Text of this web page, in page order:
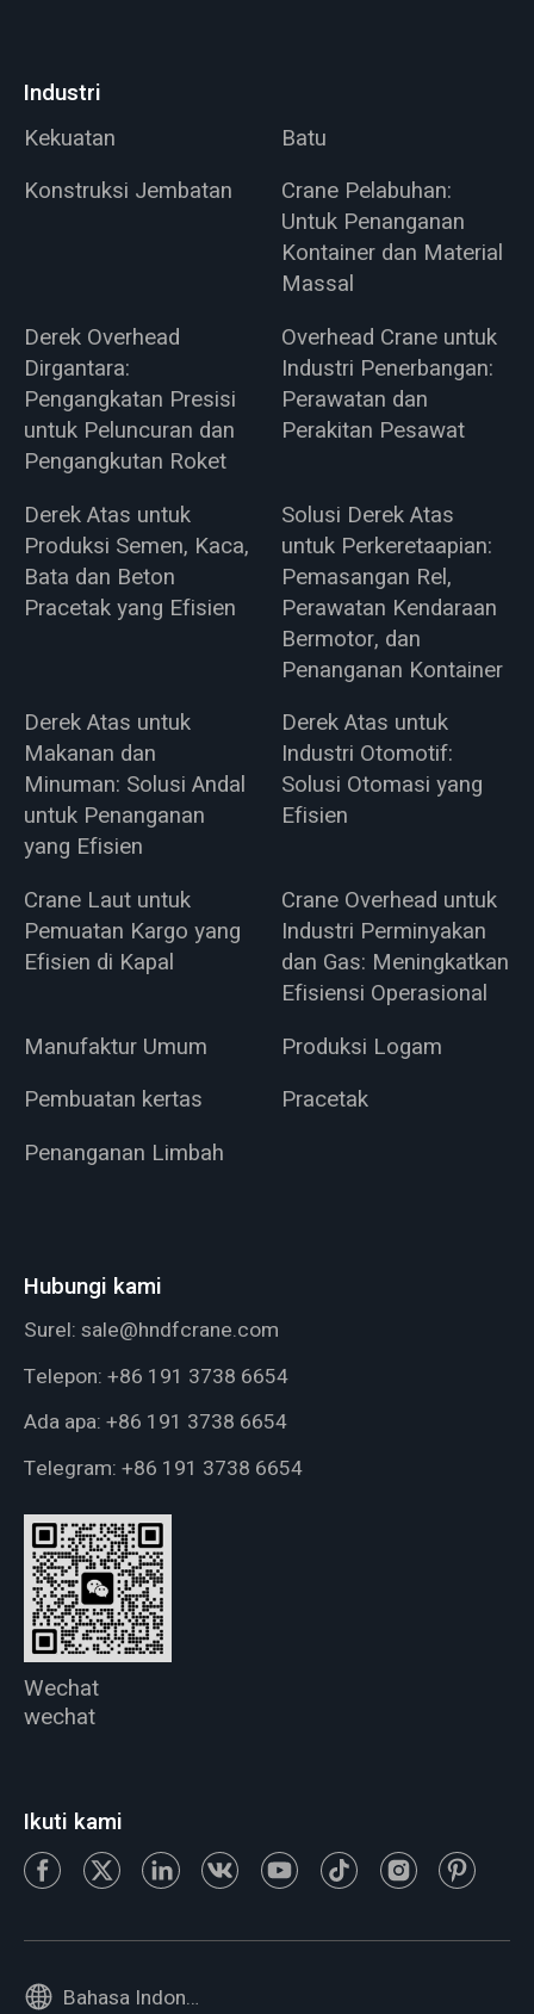
Industri
Kekuatan
Batu
Konstruksi Jembatan
Crane Pelabuhan:
Untuk Penanganan
Kontainer dan Material
Massal
Derek Overhead
Dirgantara:
Pengangkatan Presisi
untuk Peluncuran dan
Pengangkutan Roket
Overhead Crane untuk
Industri Penerbangan:
Perawatan dan
Perakitan Pesawat
Derek Atas untuk
Produksi Semen, Kaca,
Bata dan Beton
Pracetak yang Efisien
Solusi Derek Atas
untuk Perkeretaapian:
Pemasangan Rel,
Perawatan Kendaraan
Bermotor, dan
Penanganan Kontainer
Derek Atas untuk
Makanan dan
Minuman: Solusi Andal
untuk Penanganan
yang Efisien
Derek Atas untuk
Industri Otomotif:
Solusi Otomasi yang
Efisien
Crane Laut untuk
Pemuatan Kargo yang
Efisien di Kapal
Crane Overhead untuk
Industri Perminyakan
dan Gas: Meningkatkan
Efisiensi Operasional
Manufaktur Umum
Produksi Logam
Pembuatan kertas
Pracetak
Penanganan Limbah
Hubungi kami
Surel: sale@hndfcrane.com
Telepon: +86 191 3738 6654
Ada apa: +86 191 3738 6654
Telegram: +86 191 3738 6654
Wechat
wechat
Ikuti kami
Bahasa Indonesia